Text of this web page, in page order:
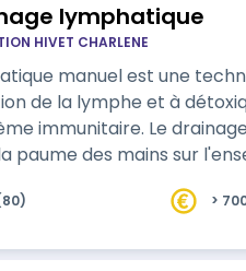
lymphatique
HIVET CHARLENE
manuel est une
de la lymphe et à
immunitaire. Le
paume des mains sur
>